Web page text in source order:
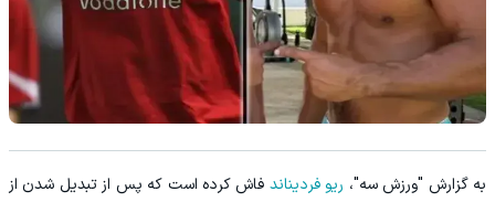
به گزارش "ورزش سه"، ریو فردیناند فاش کرده است که پس از تبدیل شدن از